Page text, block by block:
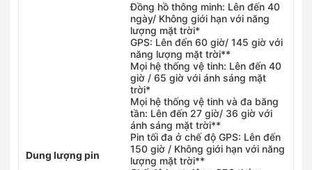
Dung lượng pin
Đồng hồ thông minh: Lên đến 40
ngày/ Không giới hạn với năng
lượng mặt trời*
GPS: Lên đến 60 giờ/ 145 giờ với
năng lượng mặt trời**
Mọi hệ thống vệ tinh: Lên đến 40
giờ / 65 giờ với ánh sáng mặt
trời*
Mọi hệ thống vệ tinh và đa băng
tần: Lên đến 27 giờ/ 36 giờ với
ánh sáng mặt trời**
Pin tối đa ở chế độ GPS: Lên đến
150 giờ / Không giới hạn với năng
lượng mặt trời**